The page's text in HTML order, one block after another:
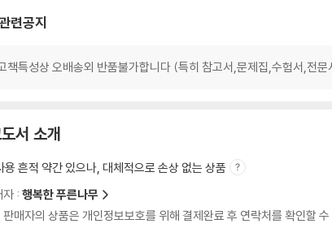
련공지
책특성상 오배송외 반품불가합니다 (특히 참고서,문제집,수험서,전
서 소개
용 흔적 약간 있으나, 대체적으로 손상 없는 상품
자 : 행복한 푸른나무
판매자의 상품은 개인정보보호를 위해 결제완료 후 연락처를 확인할 수